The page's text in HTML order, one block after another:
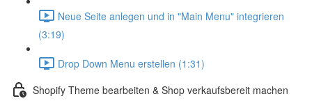
Neue Seite anlegen und in "Main Menu" integrieren
(3:19)
Drop Down Menu erstellen (1:31)
Shopify Theme bearbeiten & Shop verkaufsbereit machen